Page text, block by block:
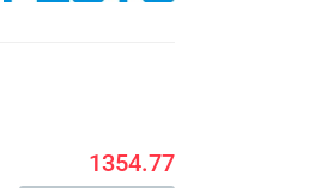
1354.77